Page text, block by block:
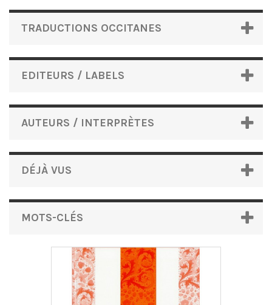
TRADUCTIONS OCCITANES
EDITEURS / LABELS
AUTEURS / INTERPRÈTES
DÉJÀ VUS
MOTS-CLÉS